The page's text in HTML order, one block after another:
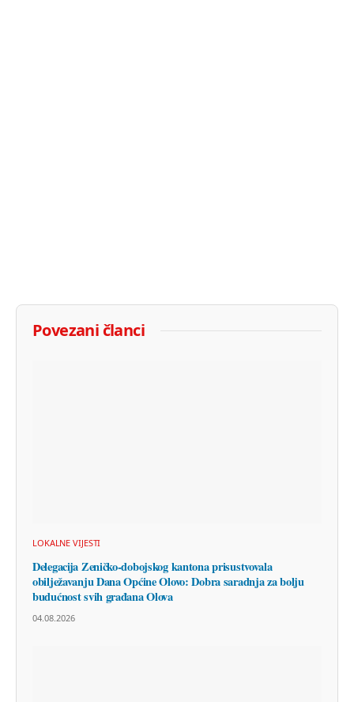
Povezani članci
LOKALNE VIJESTI
Delegacija Zeničko-dobojskog kantona prisustvovala
obilježavanju Dana Općine Olovo: Dobra saradnja za bolju
budućnost svih građana Olova
04.08.2026